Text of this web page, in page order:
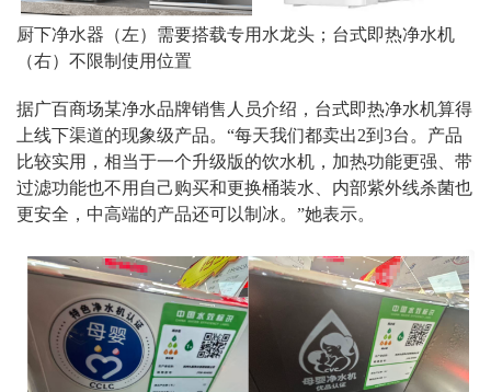
厨下净水器（左）需要搭载专用水龙头；台式即热净水机
（右）不限制使用位置
据广百商场某净水品牌销售人员介绍，台式即热净水机算得
上线下渠道的现象级产品。 “每天我们都卖出2到 3台。产品
比较实用，相当于一个升级版的饮水机，加热功能更强、带
过滤功能也不用自己购买和更换桶装水、内部紫外线杀菌也
更安全，中高端的产品还可以制冰。 ”她表示。